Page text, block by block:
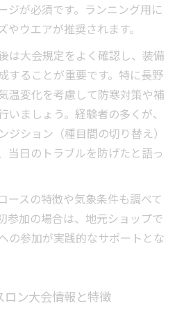
装備の選び方とポイント
やバイクなど必須装備紹介
スロンコースに合う装備例
つく完走のための工夫
めのトライアスロン装備
可能？ルールの真実
は自転車なしで参加でき
転車選びと参加方法
る自転車の条件と注意点
スロンコースに合う装備選
ジが必須です。ランニング用に
ウエアが推奨されます。
は大会規定をよく確認し、装備
することが重要です。特に長野
温変化を考慮して防寒対策や補
ましょう。経験者の多くが、
ジション（種目間の切り替え）
当日のトラブルを防げたと語っ
ースの特徴や気象条件も調べて
参加の場合は、地元ショップで
の参加が実践的なサポートとな
ン大会情報と特徴